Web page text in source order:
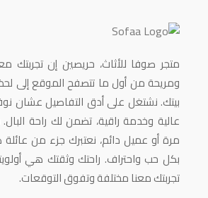
متجر صوفا للأثاث، حريصين إن تجربتك
ومريحة من أول ما تتصفح الموقع إلى
بيتك. نشتغل على أدق التفاصيل عشان
عالية وخدمة راقية، تضمن لك راحة
مرة أو عميل دائم، نعتبرك جزء من
بكل حب واحتراف. راحتك وثقتك هي
تجربتك معنا مختلفة وتفوق التوقعات.